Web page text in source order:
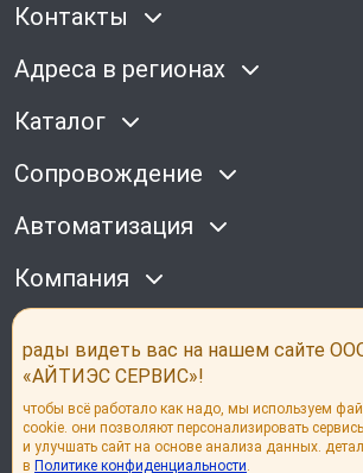
Контакты
Адреса в регионах
Каталог
Сопровождение
Автоматизация
Компания
Наши соц сети
рады видеть вас на нашем сайте
«АЙТИЭС СЕРВИС»!
чтобы всё работало как надо, мы используем
cookie. они позволяют персонализировать
и улучшать сайт на основе анализа данных.
в Политике конфиденциальности.